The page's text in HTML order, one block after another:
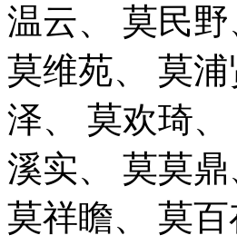
温云、
莫民野
莫维苑、
莫浦
泽、
莫欢琦、
溪实、
莫莫鼎
莫祥瞻、
莫百